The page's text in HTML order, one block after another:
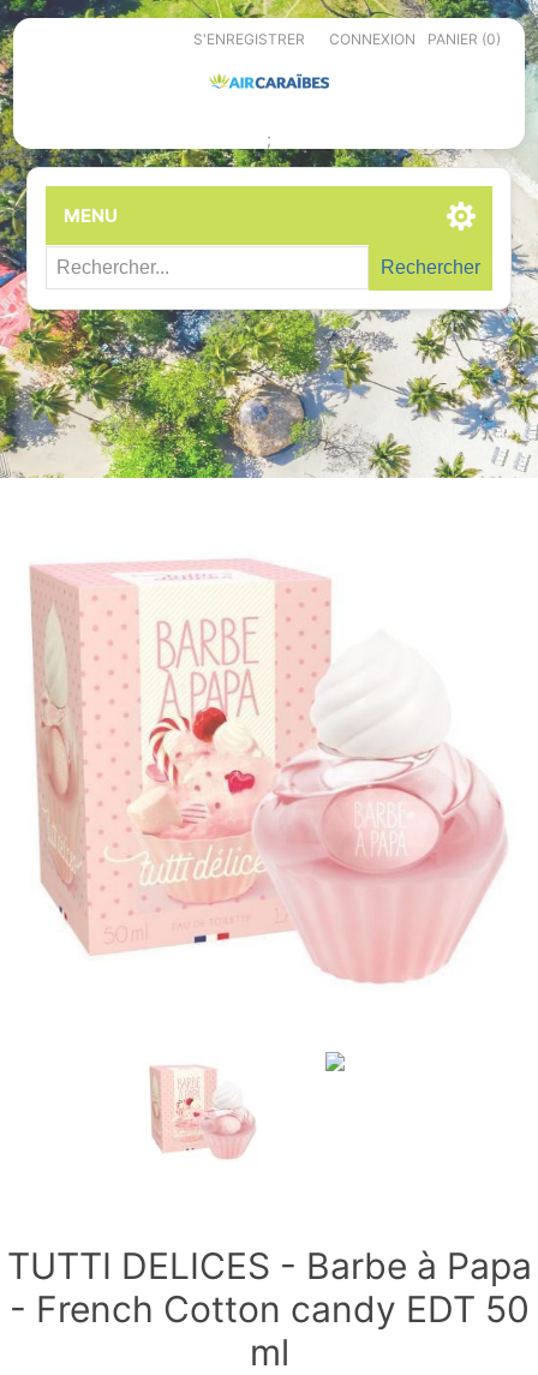
S'ENREGISTRER CONNEXION PANIER (0)
;
MENU
Rechercher
TUTTI DELICES - Barbe à Papa
- French Cotton candy EDT 50
ml